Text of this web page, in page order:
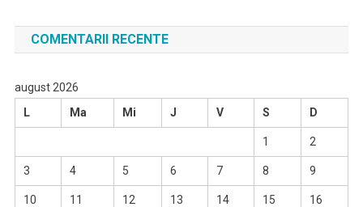
COMENTARII RECENTE
august 2026
L
Ma Mi J V S D
1 2
3 4 5 6 7 8 9
10 11 12 13 14 15 16